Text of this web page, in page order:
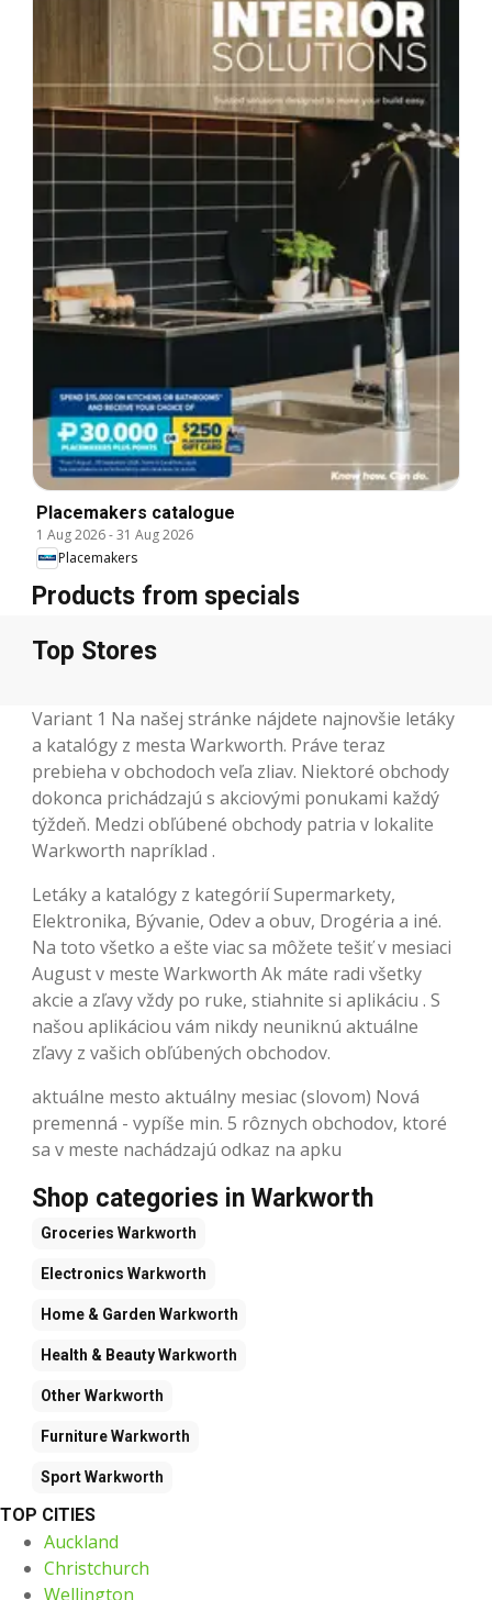
Placemakers catalogue
1 Aug 2026-31 Aug 2026
Placemakers
Products from specials
Top Stores
Variant 1 Na našej stránke nájdete najnovšie letáky
a katalógy z mesta Warkworth. Práve teraz
prebieha v obchodoch veľa zliav. Niektoré obchody
dokonca prichádzajú s akciovými ponukami každý
týždeň. Medzi obľúbené obchody patria v lokalite
Warkworth napríklad .
Letáky a katalógy z kategórií Supermarkety,
Elektronika, Bývanie, Odev a obuv, Drogéria a iné.
Na toto všetko a ešte viac sa môžete tešiť v mesiaci
August v meste Warkworth Ak máte radi všetky
akcie a zľavy vždy po ruke, stiahnite si aplikáciu . S
našou aplikáciou vám nikdy neuniknú aktuálne
zľavy z vašich obľúbených obchodov.
aktuálne mesto aktuálny mesiac (slovom) Nová
premenná - vypíše min. 5 rôznych obchodov, ktoré
sa v meste nachádzajú odkaz na apku
Shop categories in Warkworth
Groceries Warkworth
Electronics Warkworth
Home & Garden Warkworth
Health & BeautyWarkworth
Other Warkworth
FurnitureWarkworth
SportWarkworth
TOP CITIES
Auckland
Christchurch
Wellington